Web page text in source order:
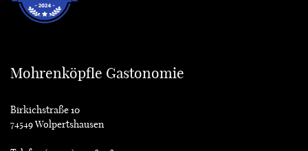
Mohrenköpfle Gastonomie
Birkichstraße 10
74549 Wolpertshausen